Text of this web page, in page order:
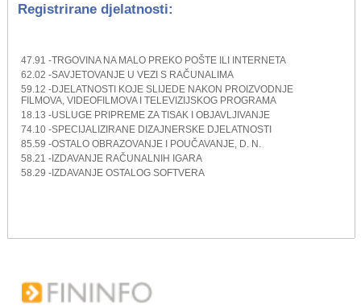
Registrirane djelatnosti:
47.91 -TRGOVINA NA MALO PREKO POŠTE ILI INTERNETA
62.02 -SAVJETOVANJE U VEZI S RAČUNALIMA
59.12 -DJELATNOSTI KOJE SLIJEDE NAKON PROIZVODNJE
FILMOVA, VIDEOFILMOVA I TELEVIZIJSKOG PROGRAMA
18.13 -USLUGE PRIPREME ZA TISAK I OBJAVLJIVANJE
74.10 -SPECIJALIZIRANE DIZAJNERSKE DJELATNOSTI
85.59 -OSTALO OBRAZOVANJE I POUČAVANJE, D. N.
58.21 -IZDAVANJE RAČUNALNIH IGARA
58.29 -IZDAVANJE OSTALOG SOFTVERA